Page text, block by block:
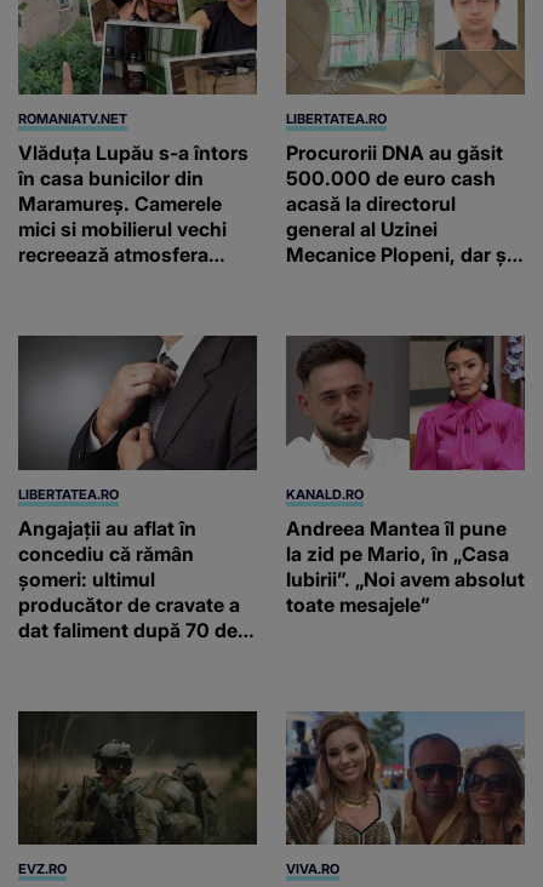
ROMANIATV.NET
Vlăduța Lupău s-a întors
în casa bunicilor din
Maramureș. Camerele
mici si mobilierul vechi
recreează atmosfera
LIBERTATEA.RO
Procurorii DNA au găsit
500.000 de euro cash
acasă la directorul
general al Uzinei
Mecanice Plopeni, dar și
LIBERTATEA.RO
Angajații au aflat în
concediu că rămân
șomeri: ultimul
producător de cravate a
dat faliment după 70 de
KANALD.RO
Andreea Mantea îl pune
la zid pe Mario, în „Casa
Iubirii”. „Noi avem absolut
toate mesajele”
EVZ.RO VIVA.RO